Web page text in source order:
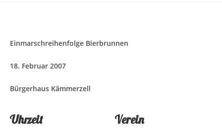
Einmarschreihenfolge Bierbrunnen
18. Februar 2007
Bürgerhaus Kämmerzell
Uhrzeit Verein